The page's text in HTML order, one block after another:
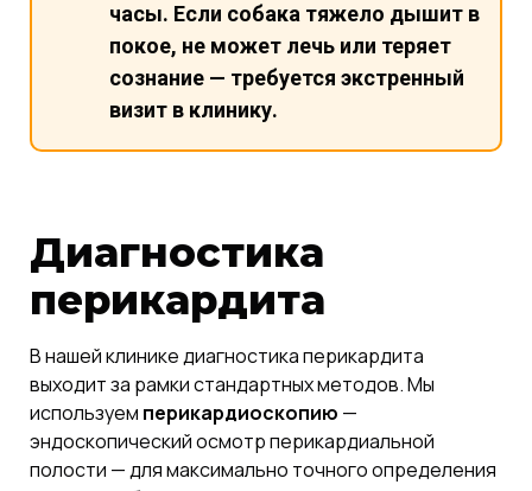
часы. Если собака тяжело дышит в
покое, не может лечь или теряет
сознание — требуется экстренный
визит в клинику.
Диагностика
перикардита
В нашей клинике диагностика перикардита
выходит за рамки стандартных методов. Мы
используем перикардиоскопию —
эндоскопический осмотр перикардиальной
полости — для максимально точного определения